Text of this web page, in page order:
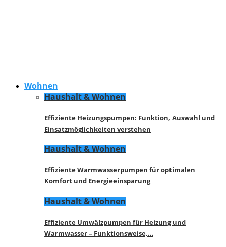
Wohnen
Haushalt & Wohnen
Effiziente Heizungspumpen: Funktion, Auswahl und
Einsatzmöglichkeiten verstehen
Haushalt & Wohnen
Effiziente Warmwasserpumpen für optimalen
Komfort und Energieeinsparung
Haushalt & Wohnen
Effiziente Umwälzpumpen für Heizung und
Warmwasser – Funktionsweise,…